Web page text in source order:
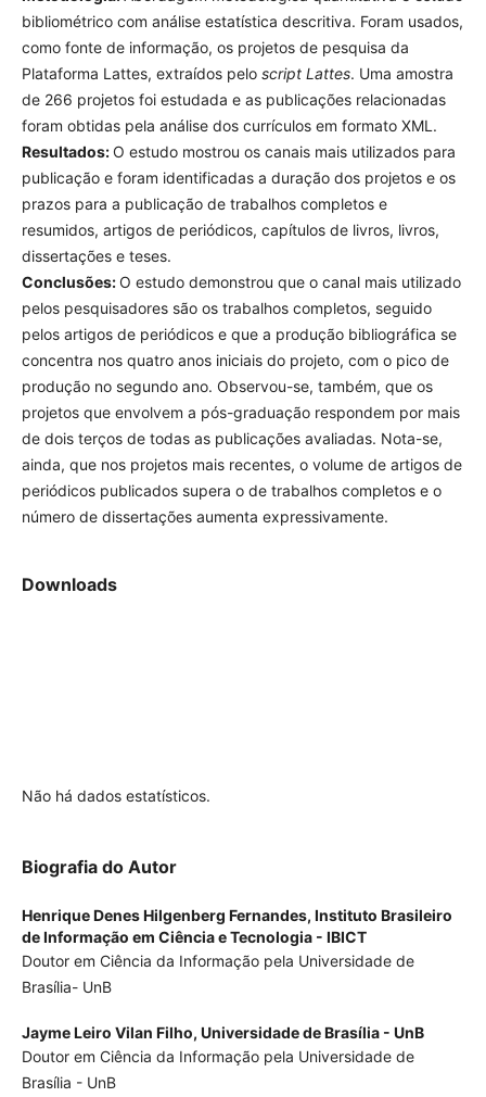
estudo bibliométrico com análise estatística descritiva.
Foram usados, como fonte de informação, os projetos de
pesquisa da Plataforma Lattes, extraídos pelo script Lattes.
Uma amostra de 266 projetos foi estudada e as publicações
relacionadas foram obtidas pela análise dos currículos em
formato XML.
Resultados: O estudo mostrou os canais mais utilizados
para publicação e foram identificadas a duração dos
projetos e os prazos para a publicação de trabalhos
completos e resumidos, artigos de periódicos, capítulos de
livros, livros, dissertações e teses.
Conclusões:O estudo demonstrou que o canal mais
utilizado pelos pesquisadores são os trabalhos completos,
seguido pelos artigos de periódicos e que a produção
bibliográfica se concentra nos quatro anos iniciais do
projeto, com o pico de produção no segundo ano. Observou-
se, também, que os projetos que envolvem a pós-graduação
respondem por mais de dois terços de todas as publicações
avaliadas. Nota-se, ainda, que nos projetos mais recentes, o
volume de artigos de periódicos publicados supera o de
Biografia do Autor
de Informação em Ciência e Tecnologia - IBICT
Doutor em Ciência da Informação pela Universidade de
Brasília- UnB